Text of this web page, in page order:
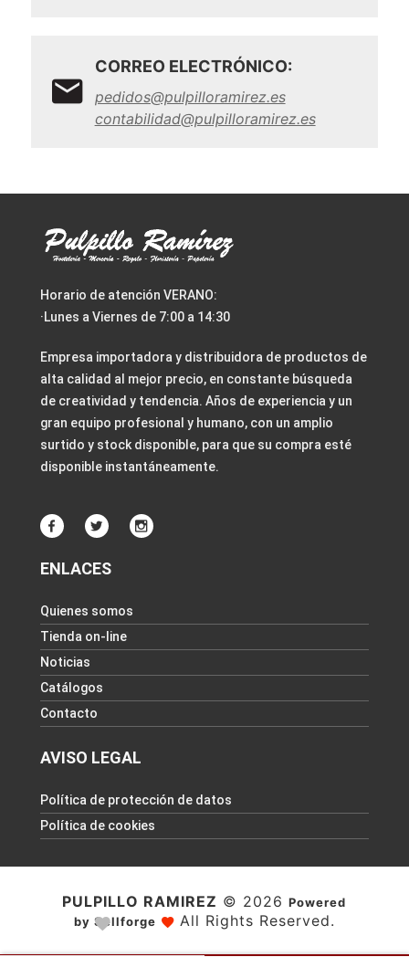
CORREO ELECTRÓNICO:
pedidos@pulpilloramirez.es
contabilidad@pulpilloramirez.es
Horario de atención VERANO:
·Lunes a Viernes de 7:00 a 14:30
Empresa importadora y distribuidora de productos de
alta calidad al mejor precio, en constante búsqueda
de creatividad y tendencia. Años de experiencia y un
gran equipo profesional y humano, con un amplio
surtido y stock disponible, para que su compra esté
disponible instantáneamente.
ENLACES
Quienes somos
Tienda on-line
Noticias
Catálogos
Contacto
AVISO LEGAL
Política de protección de datos
Política de cookies
PULPILLO RAMIREZ © 2026Powered
by Sellforge
All Rights Reserved.